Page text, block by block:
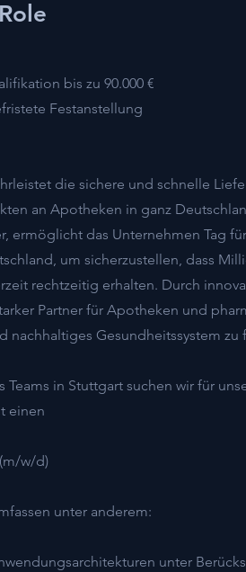
bis zu 90.000 €
Festanstellung
die sichere und schnelle
an Apotheken in ganz
ermöglicht das Unternehmen Tag
um sicherzustellen, dass
rechtzeitig erhalten. Durch
Partner für Apotheken und
nachhaltiges Gesundheitssystem zu
Teams in Stuttgart suchen wir für
einen
w/d)
unter anderem:
unter